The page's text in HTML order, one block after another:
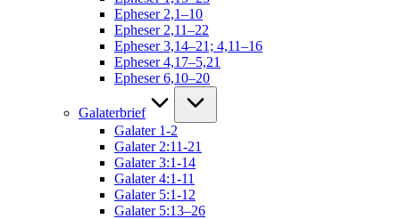
Epheser 2,1–10
Epheser 2,11–22
Epheser 3,14–21; 4,11–16
Epheser 4,17–5,21
Epheser 6,10–20
Galaterbrief
Galater 1-2
Galater 2:11-21
Galater 3:1-14
Galater 4:1-11
Galater 5:1-12
Galater 5:13–26